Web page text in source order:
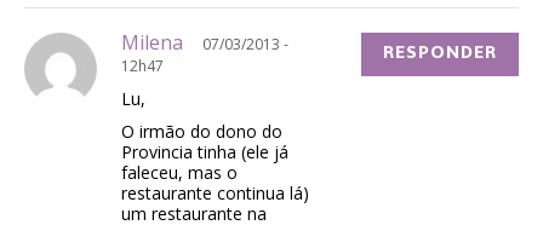
Milena
07/03/2013 -
12h47
Lu,
O irmão do dono do
Provincia tinha (ele já
faleceu, mas o
restaurante continua lá)
um restaurante na
RESPONDER